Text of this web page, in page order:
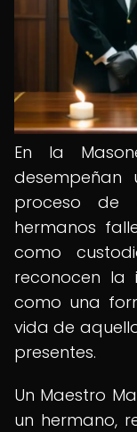
En la
proceso de
hermanos
como
reconocen la
como una
vida de
presentes.
Un Maestro
un hermano,